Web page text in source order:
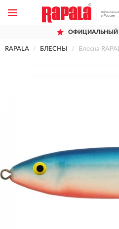
ОФИЦИАЛЬНЫЙ
RAPALA БЛЕСНЫ Блесна